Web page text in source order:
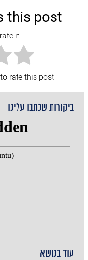
post?
it!
rate this post.
ביקורות שכתבו עלינו
עוד בנושא